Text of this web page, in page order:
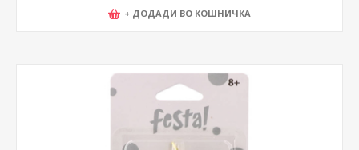
+ ДОДАДИ ВО КОШНИЧКА